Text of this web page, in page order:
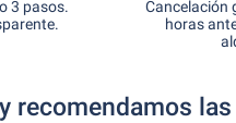
3 pasos.
Cancelación
horas
recomendamos